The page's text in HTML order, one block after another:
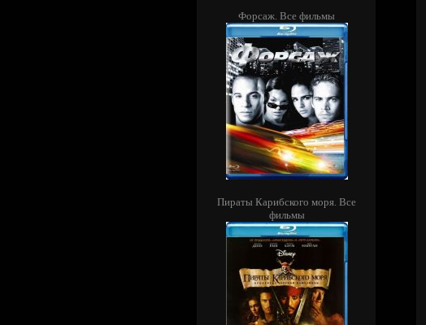
Форсаж. Все фильмы
Пираты Карибского моря. Все
фильмы